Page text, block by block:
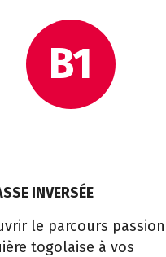
B1
INVERSÉE
le parcours
togolaise à vos